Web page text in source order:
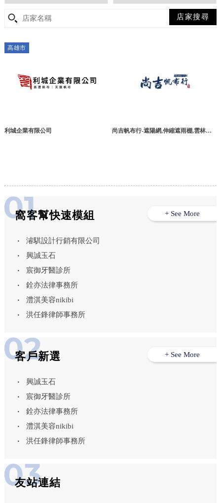
高雄市
利城企業有限公司
尚吉帆布行-遮陽網,伸縮遮雨棚,雲林遮
窩客幫快速模組
濬騏設計行銷有限公司
興誠玉石
宸御牙醫診所
銓亦法律事務所
澧淇美容nikibi
洪任鋒律師事務所
+ See More
客戶新選
興誠玉石
宸御牙醫診所
銓亦法律事務所
澧淇美容nikibi
洪任鋒律師事務所
+ See More
友站連結